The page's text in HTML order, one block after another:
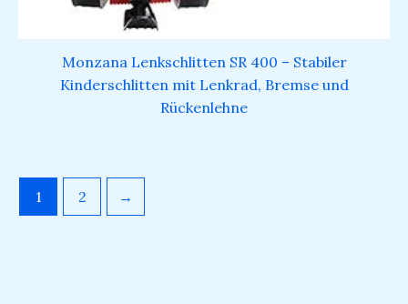
Monzana Lenkschlitten SR 400 – Stabiler
Kinderschlitten mit Lenkrad, Bremse und
Rückenlehne
1 2 →